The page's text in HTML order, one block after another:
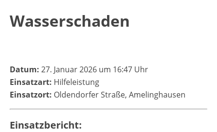
Wasserschaden
Datum: 27. Januar 2026 um 16:47 Uhr
Einsatzart: Hilfeleistung
Einsatzort: Oldendorfer Straße, Amelinghausen
Einsatzbericht: